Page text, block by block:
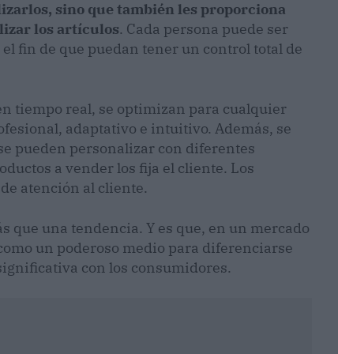
sino que también les proporciona
los artículos. Cada persona puede ser
el fin de que puedan tener un control total de
tiempo real, se optimizan para cualquier
adaptativo e intuitivo. Además, se
pueden personalizar con diferentes
a vender los fija el cliente. Los
atención al cliente.
que una tendencia. Y es que, en un mercado
un poderoso medio para diferenciarse
con los consumidores.